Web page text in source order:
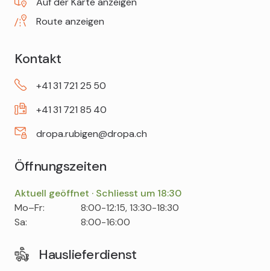
Route anzeigen
Kontakt
+4131 721 25 50
+4131 721 85 40
dropa.rubigen@dropa.ch
Öffnungszeiten
Aktuell geöffnet · Schliesst um 18:30
Tag
Time
slot
Comment
Mo–Fr:
8:00-12:15, 13:30-18:30
Sa:
8:00-16:00
Hauslieferdienst